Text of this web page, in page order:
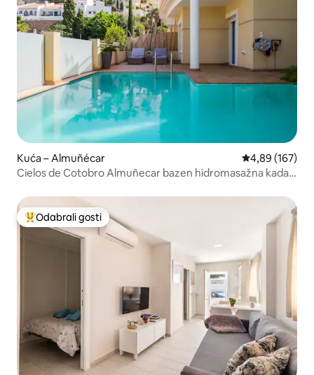
Kuća – Almuñécar Prosječna
4,89 (167)
Cielos de Cotobro Almuñecar bazen hidromasažna kada
Među najviše rangiranima s oznakom „Odabrali gosti”
Odabrali gosti